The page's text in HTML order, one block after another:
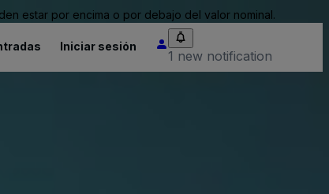
estar por encima o por debajo del valor nominal.
Iniciar sesión
1 new notification